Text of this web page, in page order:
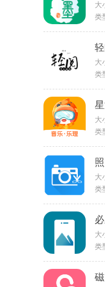
大
类
大
类
大
类
大
类
大
类